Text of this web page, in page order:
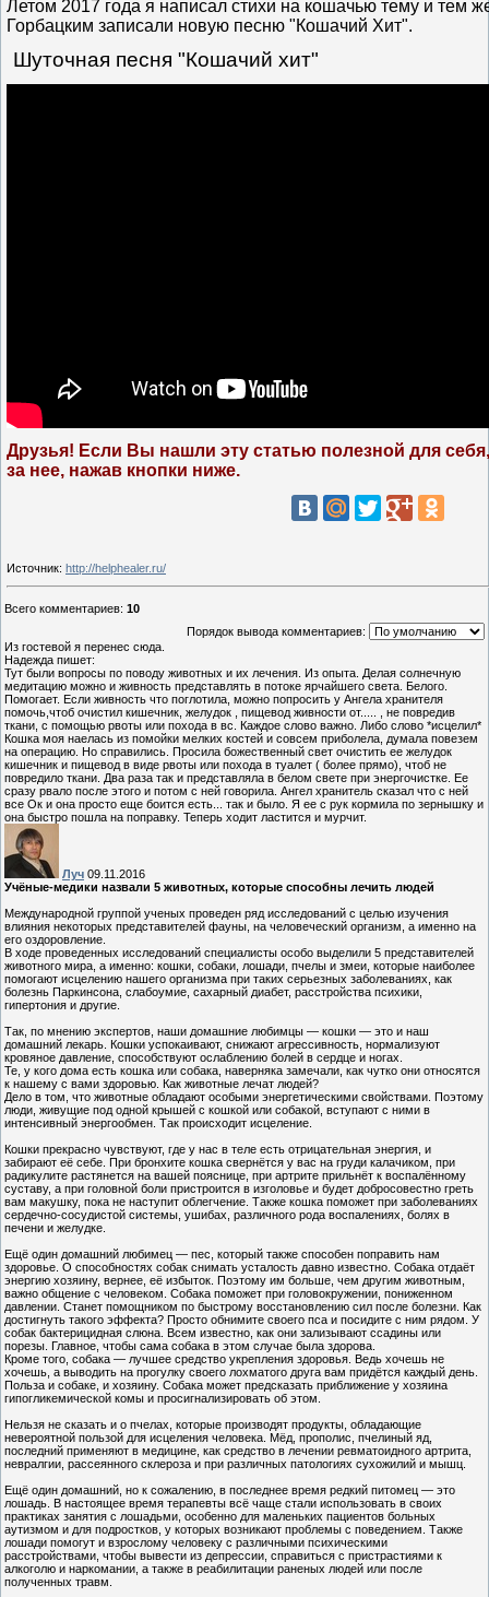
Летом 2017 года я написал стихи на кошачью тему и тем
Горбацким записали новую песню "Кошачий Хит".
Шуточная песня "Кошачий хит"
Друзья! Если Вы нашли эту статью полезной для
за нее, нажав кнопки ниже.
Источник: http://helphealer.ru/
Всего комментариев: 10
Порядок вывода комментариев:
Из гостевой я перенес сюда.
Надежда пишет:
Тут были вопросы по поводу животных и их лечения. Из опыта. Делая солнечную
медитацию можно и живность представлять в потоке ярчайшего света. Белого.
Помогает. Если живность что поглотила, можно попросить у Ангела хранителя
помочь,чтоб очистил кишечник, желудок , пищевод живности от..... , не повредив
ткани, с помощью рвоты или похода в вс. Каждое слово важно. Либо слово *исцелил*
Кошка моя наелась из помойки мелких костей и совсем приболела, думала повезем
на операцию. Но справились. Просила божественный свет очистить ее желудок
кишечник и пищевод в виде рвоты или похода в туалет ( более прямо), чтоб не
повредило ткани. Два раза так и представляла в белом свете при энергочистке. Ее
сразу рвало после этого и потом с ней говорила. Ангел хранитель сказал что с ней
все Ок и она просто еще боится есть... так и было. Я ее с рук кормила по зернышку и
она быстро пошла на поправку. Теперь ходит ластится и мурчит.
Луч 09.11.2016
Учёные-медики назвали 5 животных, которые способны лечить людей
Международной группой ученых проведен ряд исследований с целью изучения
влияния некоторых представителей фауны, на человеческий организм, а именно на
его оздоровление.
В ходе проведенных исследований специалисты особо выделили 5 представителей
животного мира, а именно: кошки, собаки, лошади, пчелы и змеи, которые наиболее
помогают исцелению нашего организма при таких серьезных заболеваниях, как
болезнь Паркинсона, слабоумие, сахарный диабет, расстройства психики,
гипертония и другие.
Так, по мнению экспертов, наши домашние любимцы — кошки — это и наш
домашний лекарь. Кошки успокаивают, снижают агрессивность, нормализуют
кровяное давление, способствуют ослаблению болей в сердце и ногах.
Те, у кого дома есть кошка или собака, наверняка замечали, как чутко они относятся
к нашему с вами здоровью. Как животные лечат людей?
Дело в том, что животные обладают особыми энергетическими свойствами. Поэтому
люди, живущие под одной крышей с кошкой или собакой, вступают с ними в
интенсивный энергообмен. Так происходит исцеление.
Кошки прекрасно чувствуют, где у нас в теле есть отрицательная энергия, и
забирают её себе. При бронхите кошка свернётся у вас на груди калачиком, при
радикулите растянется на вашей пояснице, при артрите прильнёт к воспалённому
суставу, а при головной боли пристроится в изголовье и будет добросовестно греть
вам макушку, пока не наступит облегчение. Также кошка поможет при заболеваниях
сердечно-сосудистой системы, ушибах, различного рода воспалениях, болях в
печени и желудке.
Ещё один домашний любимец — пес, который также способен поправить нам
здоровье. О способностях собак снимать усталость давно известно. Собака отдаёт
энергию хозяину, вернее, её избыток. Поэтому им больше, чем другим животным,
важно общение с человеком. Собака поможет при головокружении, пониженном
давлении. Станет помощником по быстрому восстановлению сил после болезни. Как
достигнуть такого эффекта? Просто обнимите своего пса и посидите с ним рядом. У
собак бактерицидная слюна. Всем известно, как они зализывают ссадины или
порезы. Главное, чтобы сама собака в этом случае была здорова.
Кроме того, собака — лучшее средство укрепления здоровья. Ведь хочешь не
хочешь, а выводить на прогулку своего лохматого друга вам придётся каждый день.
Польза и собаке, и хозяину. Собака может предсказать приближение у хозяина
гипогликемической комы и просигнализировать об этом.
Нельзя не сказать и о пчелах, которые производят продукты, обладающие
невероятной пользой для исцеления человека. Мёд, прополис, пчелиный яд,
последний применяют в медицине, как средство в лечении ревматоидного артрита,
невралгии, рассеянного склероза и при различных патологиях сухожилий и мышц.
Ещё один домашний, но к сожалению, в последнее время редкий питомец — это
лошадь. В настоящее время терапевты всё чаще стали использовать в своих
практиках занятия с лошадьми, особенно для маленьких пациентов больных
аутизмом и для подростков, у которых возникают проблемы с поведением. Также
лошади помогут и взрослому человеку с различными психическими
расстройствами, чтобы вывести из депрессии, справиться с пристрастиями к
алкоголю и наркомании, а также в реабилитации раненых людей или после
полученных травм.